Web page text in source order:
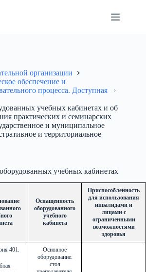
организации
обеспечение и
процесса. Доступная
учебных кабинетах и об
практических и семинарских
и муниципальное
и территориальное
учебных кабинетах
Оснащенность
оборудованного
учебного
кабинета
Приспособленность
для использования
инвалидами и
лицами с
ограниченными
возможностями
здоровья
401.
Основное
оборудование:
стол